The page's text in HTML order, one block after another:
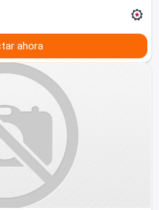
ahora